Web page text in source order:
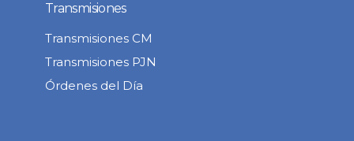
Transmisiones
Transmisiones CM
Transmisiones PJN
Órdenes del Día